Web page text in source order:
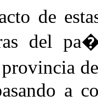
de
del
a